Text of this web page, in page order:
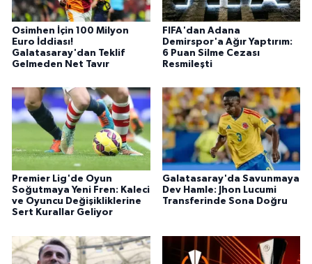
Osimhen İçin 100 Milyon
Euro İddiası!
Galatasaray'dan Teklif
Gelmeden Net Tavır
FIFA'dan Adana
Demirspor'a Ağır Yaptırım:
6 Puan Silme Cezası
Resmileşti
Premier Lig'de Oyun
Soğutmaya Yeni Fren: Kaleci
ve Oyuncu Değişikliklerine
Sert Kurallar Geliyor
Galatasaray'da Savunmaya
Dev Hamle: Jhon Lucumi
Transferinde Sona Doğru